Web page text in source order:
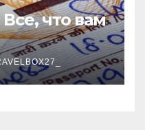
что вам